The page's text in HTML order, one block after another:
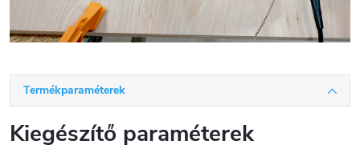
Termékparaméterek
Kiegészítő paraméterek